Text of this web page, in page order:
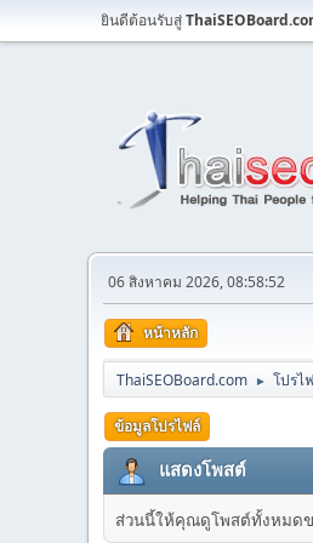
ยินดีต้อนรับสู่
06 สิงหาคม 2026, 08:58:52
หน้าหลัก
ThaiSEOBoard.com ► โปรไ
ข้อมูลโปรไฟล์
แสดงโพสต์
ส่วนนี้ให้คุณดูโพสต์ทั้งหมด